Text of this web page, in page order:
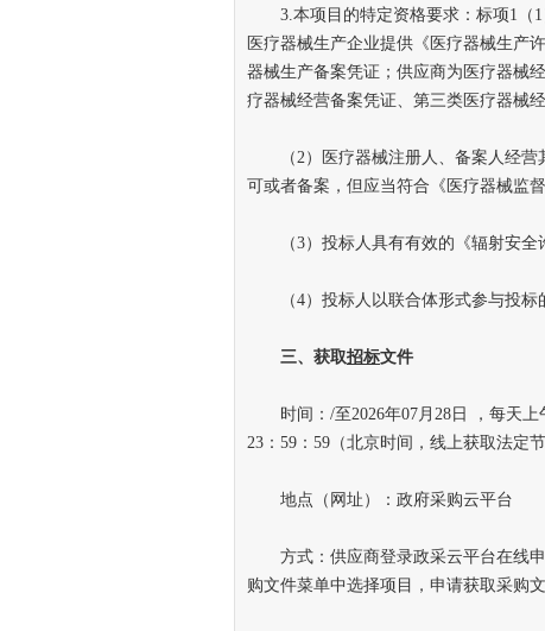
3.本项目的特定资格要求：标项1（1
医疗器械生产企业提供《医疗器械生产
器械生产备案凭证；供应商为医疗器械
疗器械经营备案凭证、第三类医疗器械
（2）医疗器械注册人、备案人经营
可或者备案，但应当符合《医疗器械监
（3）投标人具有有效的《辐射安全
（4）投标人以联合体形式参与投标
三、获取招标文件
时间：/至2026年07月28日 ，每天上
23：59：59（北京时间，线上获取法定
地点（网址）：政府采购云平台
方式：供应商登录政采云平台在线申
购文件菜单中选择项目，申请获取采购文